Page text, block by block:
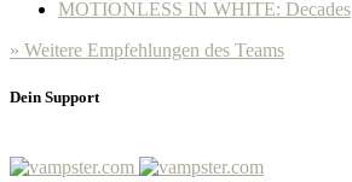
MOTIONLESS IN WHITE: Decades
» Weitere Empfehlungen des Teams
Dein Support